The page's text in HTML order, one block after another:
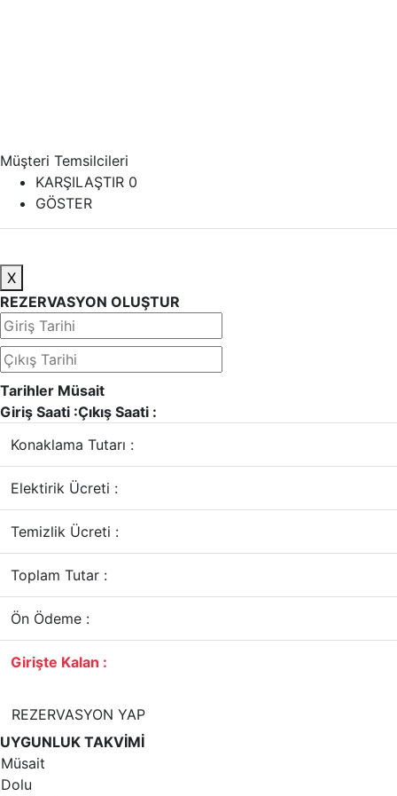
Müşteri Temsilcileri
KARŞILAŞTIR 0
GÖSTER
X
REZERVASYON OLUŞTUR
Tarihler Müsait
Giriş Saati :Çıkış Saati :
Konaklama Tutarı :
Elektirik Ücreti :
Temizlik Ücreti :
Toplam Tutar :
Ön Ödeme :
Girişte Kalan :
REZERVASYON YAP
UYGUNLUK TAKVİMİ
Müsait
Dolu